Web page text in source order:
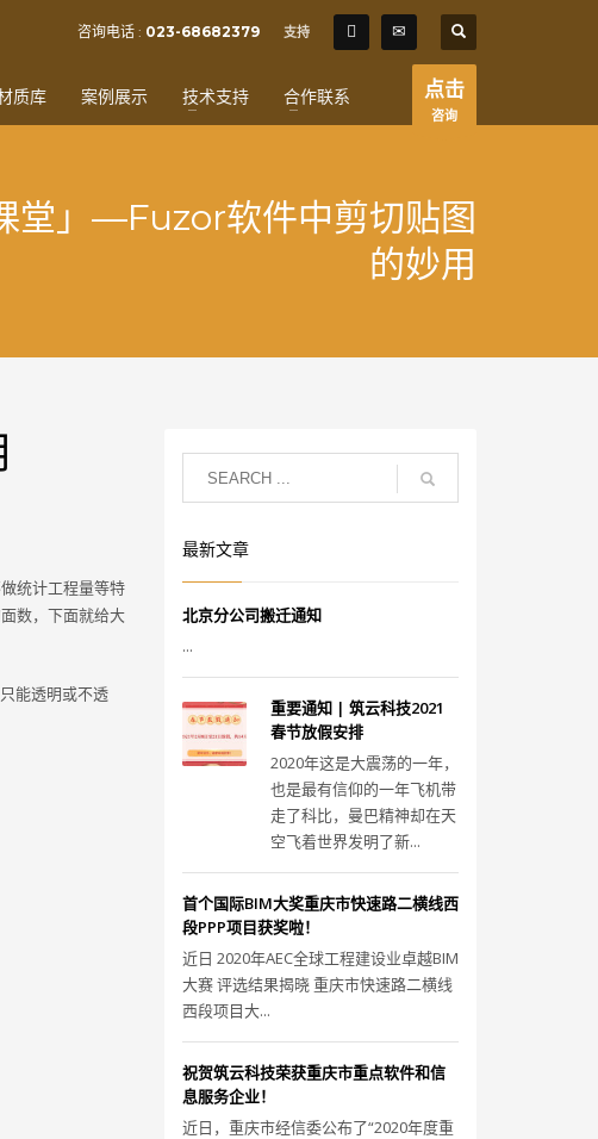
SHOWROOM HOURS
Sat - 9:00AM-5:00PM
Sundays by appointment only!
咨询电话 : 023-68682379 支持
质库 案例展示 技术支持 合作联系 点击
咨询
堂」—Fuzor软件中剪切贴图
的妙用
统计工程量等特
数，下面就给大
能透明或不透
最新文章
北京分公司搬迁通知
...
重要通知 | 筑云科技2021
春节放假安排
2020年这是大震荡的一年，
也是最有信仰的一年飞机带
走了科比，曼巴精神却在天
空飞着世界发明了新...
首个国际BIM大奖重庆市快速路二横线西
段PPP项目获奖啦！
近日 2020年AEC全球工程建设业卓越BIM
大赛 评选结果揭晓 重庆市快速路二横线
西段项目大...
祝贺筑云科技荣获重庆市重点软件和信
息服务企业！
近日，重庆市经信委公布了“2020年度重